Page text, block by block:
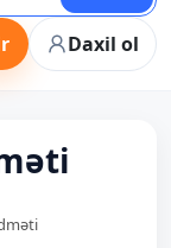
Daxil ol